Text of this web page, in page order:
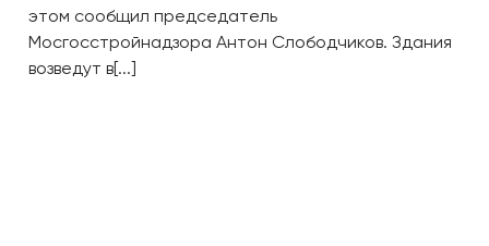
этом сообщил председатель
Мосгосстройнадзора Антон Слободчиков. Здания
возведут в[...]